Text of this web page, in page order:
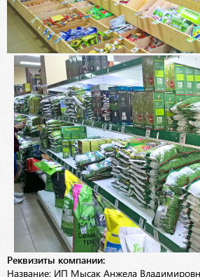
Реквизиты компании:
Название: ИП Мысак Анжела